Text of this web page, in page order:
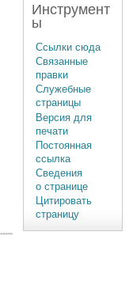
Инструмент
ы
Ссылки сюда
Связанные
правки
Служебные
страницы
Версия для
печати
Постоянная
ссылка
Сведения
о странице
Цитировать
страницу